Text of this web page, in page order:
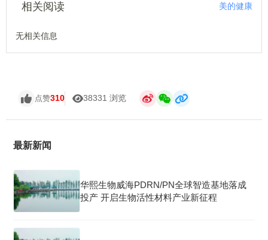
相关阅读 美的健康
无相关信息
点赞310 38331 浏览
最新新闻
华熙生物威海PDRN/PN全球智造基地落成
投产 开启生物活性材料产业新征程